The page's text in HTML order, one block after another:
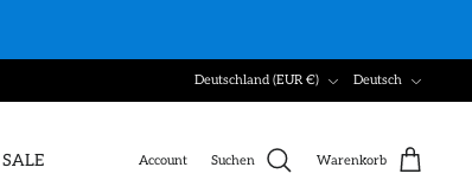
Deutschland (EUR €) Deutsch
SALE Account Suchen Warenkorb